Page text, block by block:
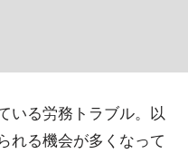
いる労務トラブル。以
れる機会が多くなって